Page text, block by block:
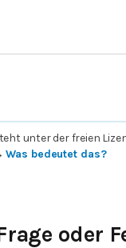
unter der freien
Was bedeutet das?
oder